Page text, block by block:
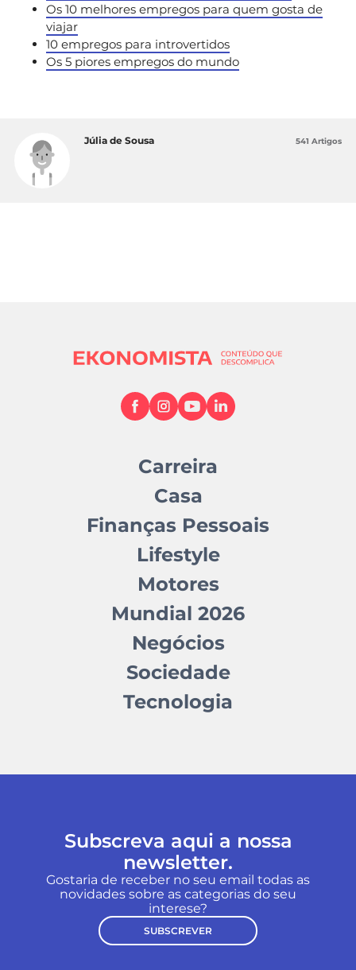
Os 10 melhores empregos para quem gosta de
viajar
10 empregos para introvertidos
Os 5 piores empregos do mundo
Júlia de Sousa 541 Artigos
Carreira
Casa
Finanças Pessoais
Lifestyle
Motores
Mundial 2026
Negócios
Sociedade
Tecnologia
Subscreva aqui a nossa
newsletter.
Gostaria de receber no seu email todas as
novidades sobre as categorias do seu
interese?
SUBSCREVER